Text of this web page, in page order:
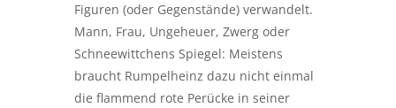
Figuren (oder Gegenstände) verwandelt.
Mann, Frau, Ungeheuer, Zwerg oder
Schneewittchens Spiegel: Meistens
braucht Rumpelheinz dazu nicht einmal
die flammend rote Perücke in seiner